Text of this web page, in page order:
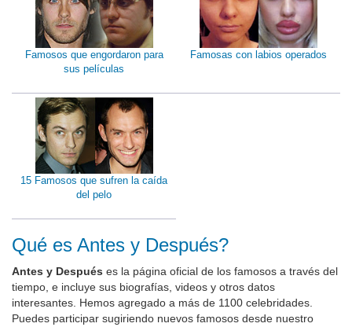
Famosos que engordaron para
sus películas
Famosas con labios operados
15 Famosos que sufren la caída
del pelo
Qué es Antes y Después?
Antes y Después es la página oficial de los famosos a través del
tiempo, e incluye sus biografías, videos y otros datos
interesantes. Hemos agregado a más de 1100 celebridades.
Puedes participar sugiriendo nuevos famosos desde nuestro